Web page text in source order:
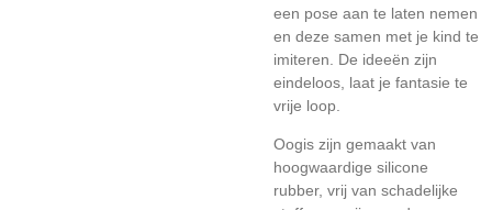
een pose aan te laten nemen
en deze samen met je kind te
imiteren. De ideeën zijn
eindeloos, laat je fantasie te
vrije loop.
Oogis zijn gemaakt van
hoogwaardige silicone
rubber, vrij van schadelijke